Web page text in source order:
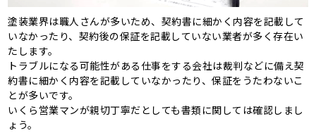
塗装業界は職人さんが多いため、契約書に細かく内容を記載して
いなかったり、契約後の保証を記載していない業者が多く存在い
たします。
トラブルになる可能性がある仕事をする会社は裁判などに備え契
約書に細かく内容を記載していなかったり、保証をうたわないこ
とが多いです。
いくら営業マンが親切丁寧だとしても書類に関しては確認しまし
ょう。